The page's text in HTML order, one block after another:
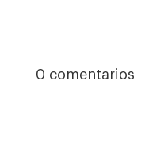
0 comentarios